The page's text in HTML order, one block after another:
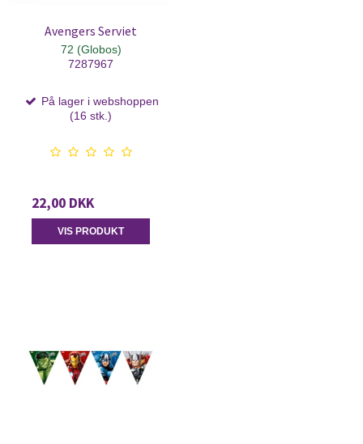
Avengers Serviet
72 (Globos)
7287967
På lager i webshoppen
(16 stk.)
22,00 DKK
VIS PRODUKT